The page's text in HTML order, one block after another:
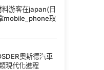
料游客在japan(日
mobile_phone取
奧斯德汽車
現代化進程